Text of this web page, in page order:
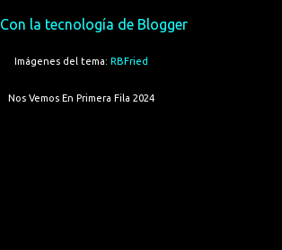
Con la tecnología de Blogger
Imágenes del tema: RBFried
Nos Vemos En Primera Fila 2024